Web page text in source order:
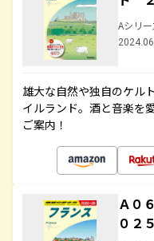
Aシリ
雄大な自然や独自のケル
イルランド。酒と音楽を
ご案内！
Ａ０
０２